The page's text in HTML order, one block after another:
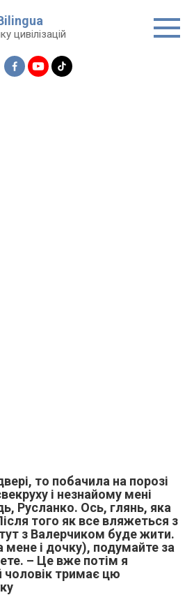
цивілізацій
то побачила на порозі
і незнайому мені
Русланко. Ось, глянь, яка
того як все вляжеться з
з Валерчиком буде жити.
мене і дочку), подумайте за
– Це вже потім я
тримає цю